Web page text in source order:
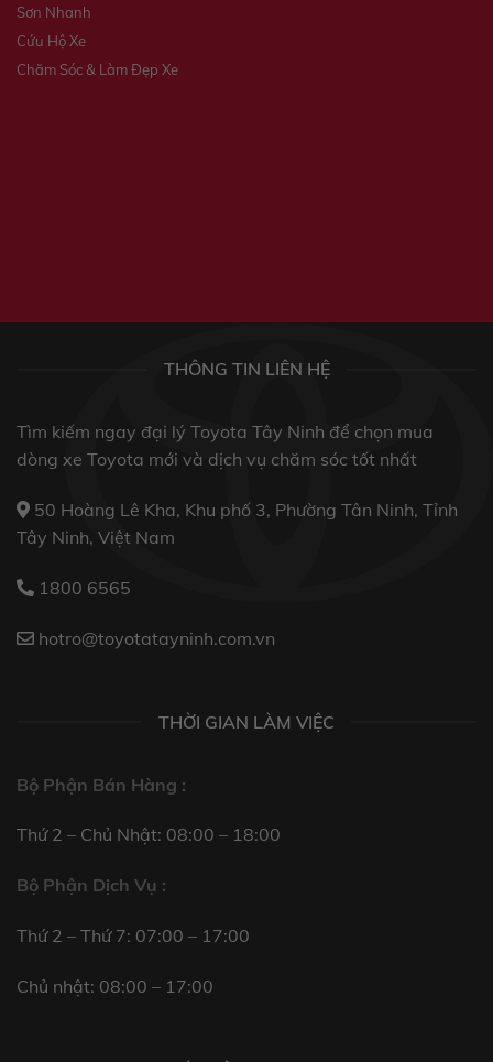
Sơn Nhanh
Cứu Hộ Xe
Chăm Sóc & Làm Đẹp Xe
THÔNG TIN LIÊN HỆ
Tìm kiếm ngay đại lý Toyota Tây Ninh để chọn mua
dòng xe Toyota mới và dịch vụ chăm sóc tốt nhất
50 Hoàng Lê Kha, Khu phố 3, Phường Tân Ninh, Tỉnh
Tây Ninh, Việt Nam
1800 6565
hotro@toyotatayninh.com.vn
THỜI GIAN LÀM VIỆC
Bộ Phận Bán Hàng :
Thứ 2 – Chủ Nhật: 08:00 – 18:00
Bộ Phận Dịch Vụ :
Thứ 2 – Thứ 7: 07:00 – 17:00
Chủ nhật: 08:00 – 17:00